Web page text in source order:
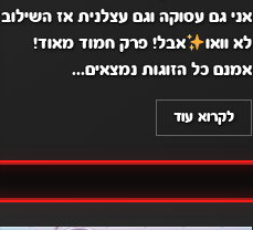
אני גם עסוקה וגם עצלנית אז השילוב
לא וואו
אבל! פרק חמוד מאוד!
אמנם כל הזוגות נמצאים...
לקרוא עוד